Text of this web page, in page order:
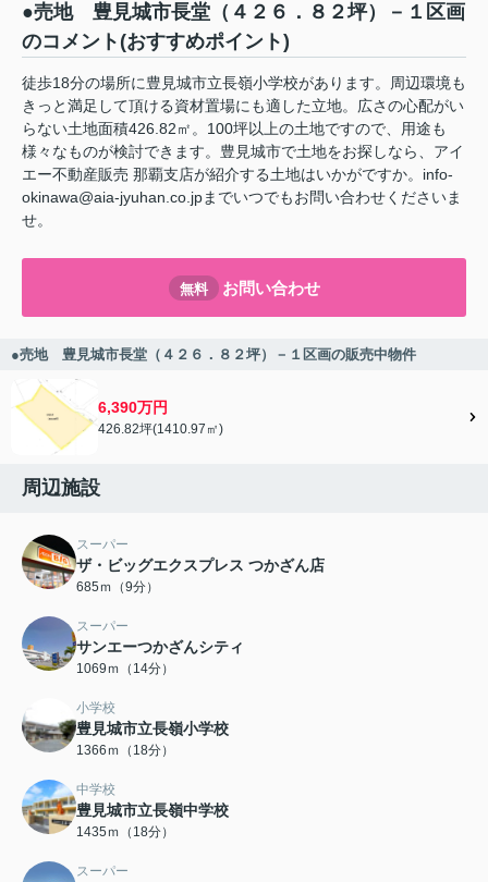
●売地 豊見城市長堂（４２６．８２坪）－１区画
のコメント(おすすめポイント)
徒歩18分の場所に豊見城市立長嶺小学校があります。周辺環境も
きっと満足して頂ける資材置場にも適した立地。広さの心配がい
らない土地面積426.82㎡。100坪以上の土地ですので、用途も
様々なものが検討できます。豊見城市で土地をお探しなら、アイ
エー不動産販売 那覇支店が紹介する土地はいかがですか。info-
okinawa@aia-jyuhan.co.jpまでいつでもお問い合わせくださいま
せ。
無料 お問い合わせ
●売地 豊見城市長堂（４２６．８２坪）－１区画の販売中物件
6,390万円
426.82坪(1410.97㎡)
周辺施設
スーパー
ザ・ビッグエクスプレス つかざん店
685ｍ（9分）
スーパー
サンエーつかざんシティ
1069ｍ（14分）
小学校
豊見城市立長嶺小学校
1366ｍ（18分）
中学校
豊見城市立長嶺中学校
1435ｍ（18分）
スーパー